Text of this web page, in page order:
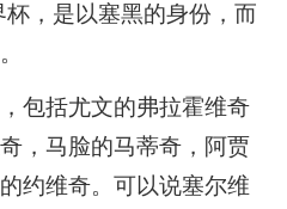
，是以塞黑的身份，而
包括尤文的弗拉霍维奇
，马脸的马蒂奇，阿贾
约维奇。可以说塞尔维